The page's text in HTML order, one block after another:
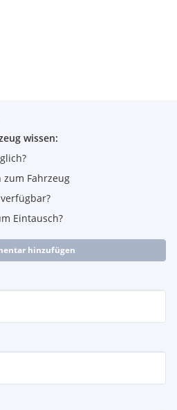
wissen:
Fahrzeug
Eintausch?
hinzufügen